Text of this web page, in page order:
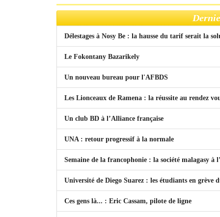
Délestages à Nosy Be : la hausse du tarif serait la
Le Fokontany Bazarikely
Un nouveau bureau pour l'AFBDS
Les Lionceaux de Ramena : la réussite au rendez
Un club BD à l’Alliance française
UNA : retour progressif à la normale
Semaine de la francophonie : la société malagasy à
Université de Diego Suarez : les étudiants en grève
Ces gens là... : Eric Cassam, pilote de ligne